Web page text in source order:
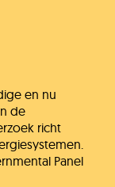
en nu
de
richt
Panel